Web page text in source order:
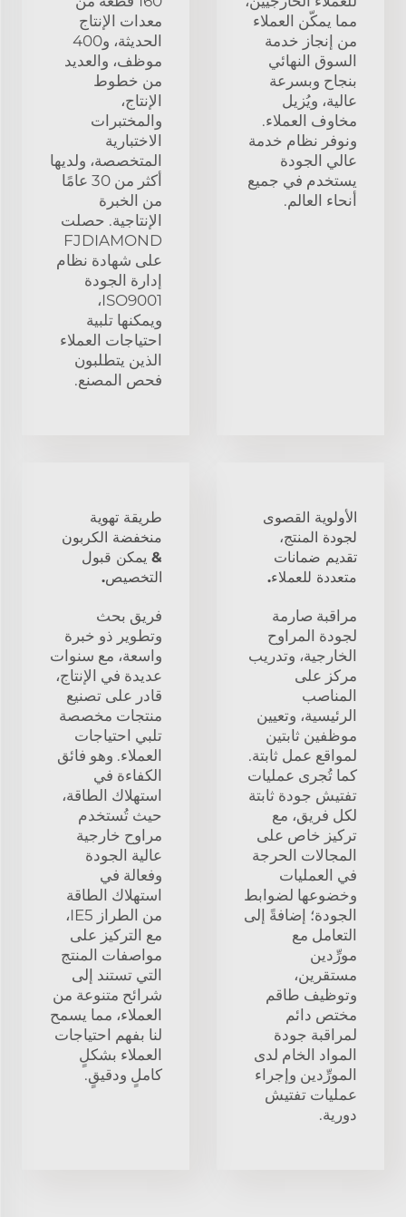
مما يمكّن العملاء
من إنجاز خدمة
السوق النهائي
بنجاح وبسرعة
عالية، ويُزيل
مخاوف العملاء.
ونوفر نظام خدمة
عالي الجودة
يستخدم في جميع
أنحاء العالم.
معدات الإنتاج
الحديثة، و400
موظف، والعديد
من خطوط
الإنتاج،
والمختبرات
الاختبارية
المتخصصة، ولديها
أكثر من 30 عامًا
من الخبرة
الإنتاجية. حصلت
FJDIAMOND
على شهادة نظام
إدارة الجودة
ISO9001،
ويمكنها تلبية
احتياجات العملاء
الذين يتطلبون
فحص المصنع.
الأولوية القصوى
لجودة المنتج،
تقديم ضمانات
متعددة للعملاء.
مراقبة صارمة
لجودة المراوح
الخارجية، وتدريب
مركز على
المناصب
الرئيسية، وتعيين
موظفين ثابتين
لمواقع عمل ثابتة.
كما تُجرى عمليات
تفتيش جودة ثابتة
لكل فريق، مع
تركيز خاص على
المجالات الحرجة
في العمليات
وخضوعها لضوابط
الجودة؛ إضافةً إلى
التعامل مع
مورِّدين
مستقرين،
وتوظيف طاقم
مختص دائم
لمراقبة جودة
المواد الخام لدى
المورِّدين وإجراء
عمليات تفتيش
دورية.
طريقة تهوية
منخفضة الكربون
& يمكن قبول
التخصيص.
فريق بحث
وتطوير ذو خبرة
واسعة، مع سنوات
عديدة في الإنتاج،
قادر على تصنيع
منتجات مخصصة
تلبي احتياجات
العملاء. وهو فائق
الكفاءة في
استهلاك الطاقة،
حيث تُستخدم
مراوح خارجية
عالية الجودة
وفعالة في
استهلاك الطاقة
من الطراز IE5،
مع التركيز على
مواصفات المنتج
التي تستند إلى
شرائح متنوعة من
العملاء، مما يسمح
لنا بفهم احتياجات
العملاء بشكلٍ
كاملٍ ودقيقٍ.